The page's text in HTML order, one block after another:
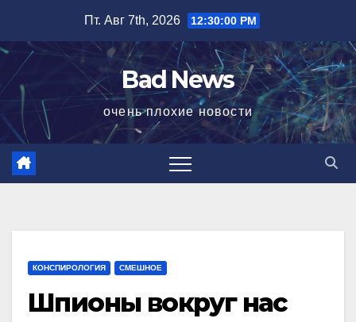
содержимому
Пт. Авг 7th, 2026 12:30:01 PM
Bad News
очень плохие новости
КОНСПИРОЛОГИЯ СМЕШНОЕ
Шпионы вокруг нас